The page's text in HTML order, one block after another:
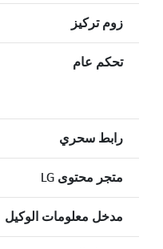
زوم تركيز
تحكم عام
رابط سحري
متجر محتوى LG
مدخل معلومات الوكيل